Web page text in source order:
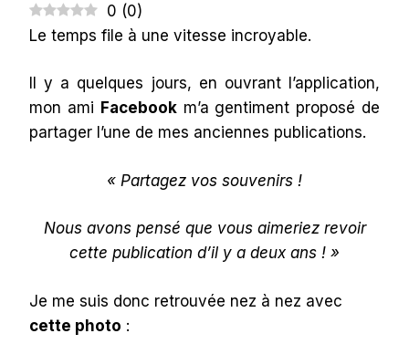
0 (0)
Le temps file à une vitesse incroyable.
Il y a quelques jours, en ouvrant l’application,
mon ami Facebookm’a gentiment proposé de
partager l’une de mes anciennes publications.
« Partagez vos souvenirs !
Nous avons pensé que vous aimeriez revoir
cette publication d’il y a deux ans ! »
Je me suis donc retrouvée nez à nez avec
cette photo :